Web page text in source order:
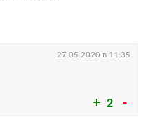
2
27.05.2020 в 11:35